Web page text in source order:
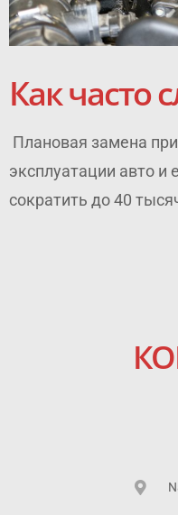
Как часто
Плановая замена
эксплуатации авто и
сократить до 40